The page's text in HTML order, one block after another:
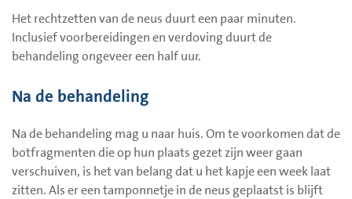
Het rechtzetten van de neus duurt een paar minuten.
Inclusief voorbereidingen en verdoving duurt de
behandeling ongeveer een half uur.
Na de behandeling
Na de behandeling mag u naar huis. Om te voorkomen dat de
botfragmenten die op hun plaats gezet zijn weer gaan
verschuiven, is het van belang dat u het kapje een week laat
zitten. Als er een tamponnetje in de neus geplaatst is blijft